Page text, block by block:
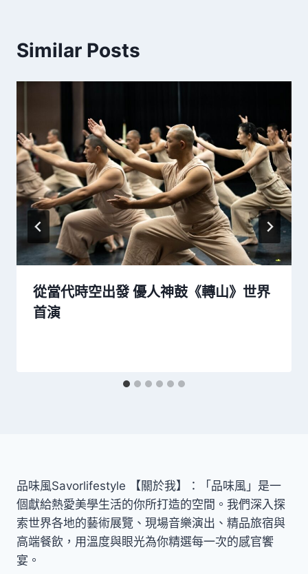
Similar Posts
從當代時空出發 優人神鼓《轉山》世界
首演
品味風Savorlifestyle 【關於我】：「品味風」是一
個獻給熱愛美學生活的你所打造的空間。我們深入探
索世界各地的藝術展覽、現場音樂演出、精品旅宿與
高端餐飲，用溫度與眼光為你精選每一次的感官饗
宴。